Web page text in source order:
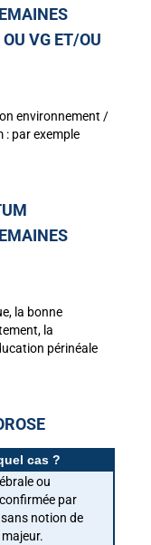
VG ET/OU
environnement /
: par exemple
la bonne
la
périnéale
cas ?
ou
par
notion de